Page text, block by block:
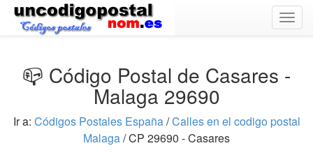
📪 Código Postal de Casares -
Malaga 29690
Ir a: Códigos Postales España/Calles en el codigo postal
Malaga/ CP 29690 - Casares